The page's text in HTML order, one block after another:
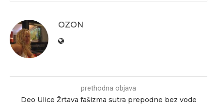
OZON
prethodna objava
Deo Ulice Žrtava fašizma sutra prepodne bez vode